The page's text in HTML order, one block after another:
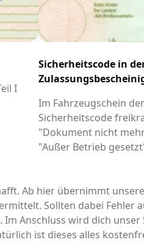
I
Sicherheitscode in
Im Fahrzeugschein
Sicherheitscode
"Dokument nicht
"Außer Betrieb
Ab hier übernimmt
Sollten dabei
Im Anschluss wird dich
ist dieses alles